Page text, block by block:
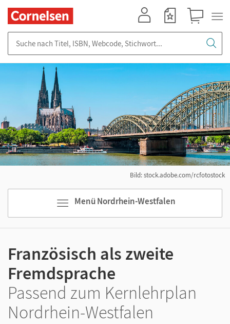
Menü Nordrhein-Westfalen
Bild: stock.adobe.com/rcfotostock
Französisch als zweite
Fremdsprache
Passend zum Kernlehrplan
Nordrhein-Westfalen